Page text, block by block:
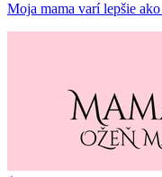
Moja mama varí lepšie